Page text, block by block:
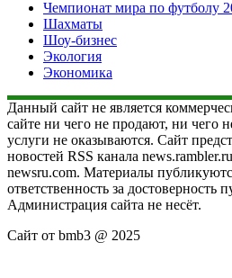
Чемпионат мира по футболу
Шахматы
Шоу-бизнес
Экология
Экономика
Данный сайт не является
сайте ни чего не продают, ни чего
услуги не оказываются. Сайт
новостей RSS канала
newsru.com. Материалы
ответственность за достоверность
Администрация сайта не несёт.
Сайт от bmb3 @ 2025